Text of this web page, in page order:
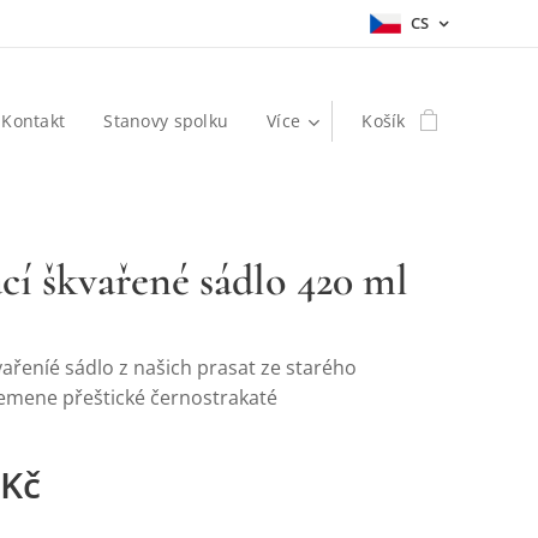
CS
Kontakt Stanovy spolku Více Košík
škvařené sádlo 420 ml
sádlo z našich prasat ze starého
přeštické černostrakaté
Kč